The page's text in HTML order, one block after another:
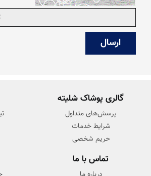
گالری پوشاک شلیته
پرسش‌های متداول
شرایط خدمات
حریم شخصی
تماس با ما